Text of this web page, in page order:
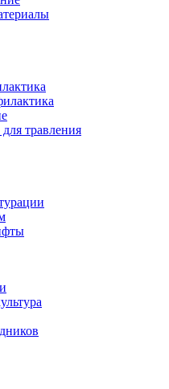
травления